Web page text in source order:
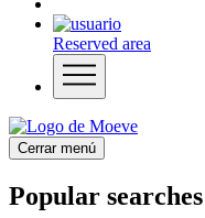
Reserved area
Cerrar menú
Popular searches